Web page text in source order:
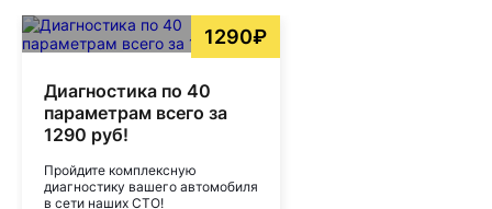
1290₽
Диагностика по 40
параметрам всего за
1290 руб!
Пройдите комплексную
диагностику вашего автомобиля
в сети наших СТО!